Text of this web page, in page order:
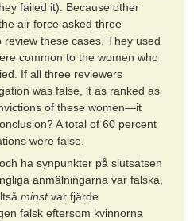
failed it). Because other
air force asked three
these cases. They used
common to the women who
If all three reviewers
was false, it as ranked as
of these women—it
A total of 60 percent
were false.
ha synpunkter på slutsatsen
anmälningarna var falska,
minstvar fjärde
falsk eftersom kvinnorna